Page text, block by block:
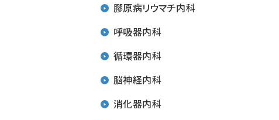
膠原病リウマチ内科
呼吸器内科
循環器内科
脳神経内科
消化器内科